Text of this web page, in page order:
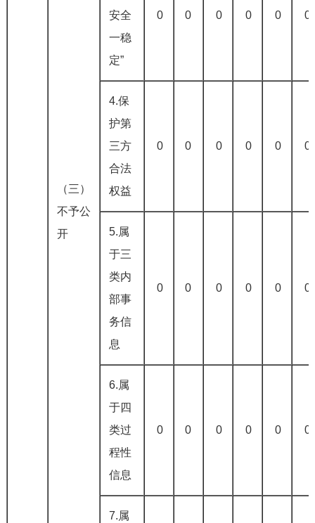
（三）
不予公
开
安全
一稳
定”
0 0 0 0 0 0
4.保
护第
三方
合法
权益
0 0 0 0 0 0
5.属
于三
类内
部事
务信
息
0 0 0 0 0 0
6.属
于四
类过
程性
信息
0 0 0 0 0 0
7.属